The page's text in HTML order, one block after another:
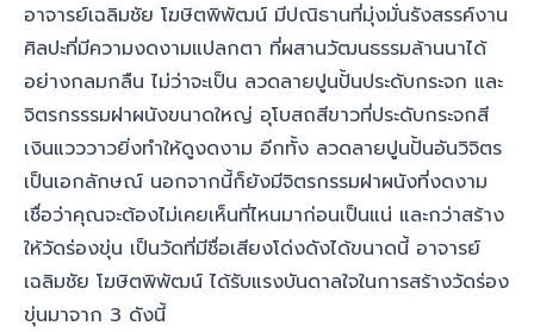
อาจารย์เฉลิมชัย โฆษิตพิพัฒน์ มีปณิธานที่มุ่งมั่นรังสรรค์งาน
ศิลปะที่มีความงดงามแปลกตา ที่ผสานวัฒนธรรมล้านนาได้
อย่างกลมกลืน ไม่ว่าจะเป็น ลวดลายปูนปั้นประดับกระจก และ
จิตรกรรรมฝาผนังขนาดใหญ่ อุโบสถสีขาวที่ประดับกระจกสี
เงินแวววาวยิ่งทำให้ดูงดงาม อีกทั้ง ลวดลายปูนปั้นอันวิจิตร
เป็นเอกลักษณ์ นอกจากนี้ก็ยังมีจิตรกรรมฝาผนังที่งดงาม
เชื่อว่าคุณจะต้องไม่เคยเห็นที่ไหนมาก่อนเป็นแน่ และกว่าสร้าง
ให้วัดร่องขุ่น เป็นวัดที่มีชื่อเสียงโด่งดังได้ขนาดนี้ อาจารย์
เฉลิมชัย โฆษิตพิพัฒน์ ได้รับแรงบันดาลใจในการสร้างวัดร่อง
ขุ่นมาจาก 3 ดังนี้